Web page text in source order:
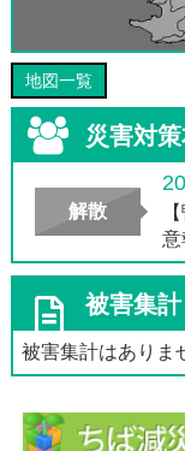
地図一覧
災害対
解散
意
被害集計
被害集計はありま